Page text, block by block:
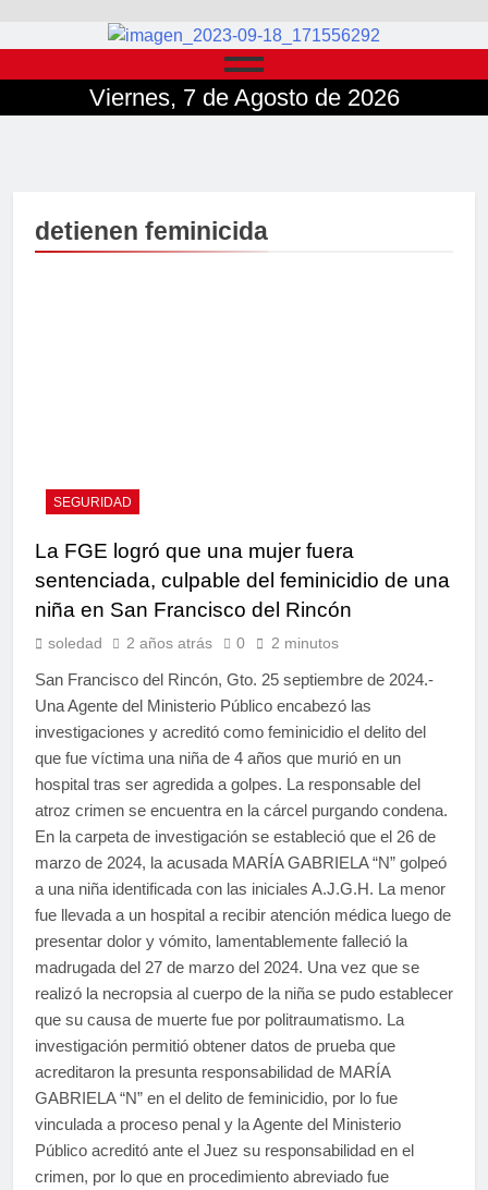
Viernes, 7 de Agosto de 2026
detienen feminicida
SEGURIDAD
La FGE logró que una mujer fuera
sentenciada, culpable del feminicidio de una
niña en San Francisco del Rincón
soledad 2 años atrás 0 2 minutos
San Francisco del Rincón, Gto. 25 septiembre de 2024.-
Una Agente del Ministerio Público encabezó las
investigaciones y acreditó como feminicidio el delito del
que fue víctima una niña de 4 años que murió en un
hospital tras ser agredida a golpes. La responsable del
atroz crimen se encuentra en la cárcel purgando condena.
En la carpeta de investigación se estableció que el 26 de
marzo de 2024, la acusada MARÍA GABRIELA “N” golpeó
a una niña identificada con las iniciales A.J.G.H. La menor
fue llevada a un hospital a recibir atención médica luego de
presentar dolor y vómito, lamentablemente falleció la
madrugada del 27 de marzo del 2024. Una vez que se
realizó la necropsia al cuerpo de la niña se pudo establecer
que su causa de muerte fue por politraumatismo. La
investigación permitió obtener datos de prueba que
acreditaron la presunta responsabilidad de MARÍA
GABRIELA “N” en el delito de feminicidio, por lo fue
vinculada a proceso penal y la Agente del Ministerio
Público acreditó ante el Juez su responsabilidad en el
crimen, por lo que en procedimiento abreviado fue